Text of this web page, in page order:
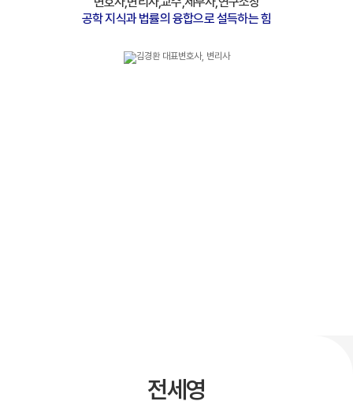
공학 지식과 법률의 융합으로 설득하는 힘
전세영